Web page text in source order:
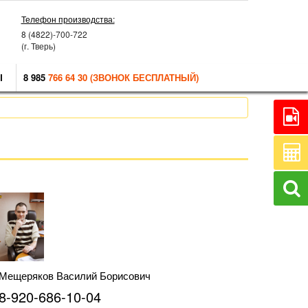
Телефон производства:
8 (4822)-700-722
(г. Тверь)
8 985 766 64 30 (ЗВОНОК БЕСПЛАТНЫЙ)
Василий Борисович
920-686-10-04